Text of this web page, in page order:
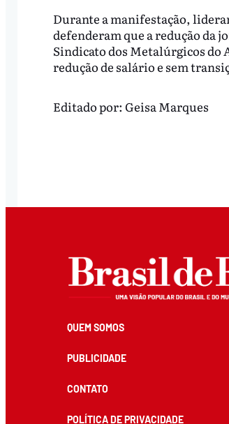
Durante a manifestação,
defenderam que a redução da
Sindicato dos Metalúrgicos do
redução de salário e sem
Editado por: Geisa Marques
QUEM SOMOS
PUBLICIDADE
CONTATO
POLÍTICA DE PRIVACIDADE